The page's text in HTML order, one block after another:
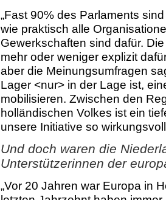
„Fast 90% des Parlaments
wie praktisch alle
Gewerkschaften sind dafür.
mehr oder weniger explizit
aber die Meinungsumfragen
Lager <nur> in der Lage ist,
mobilisieren. Zwischen den
holländischen Volkes ist ein
unsere Initiative so
Und doch waren die
Unterstützerinnen der
„Vor 20 Jahren war Europa in